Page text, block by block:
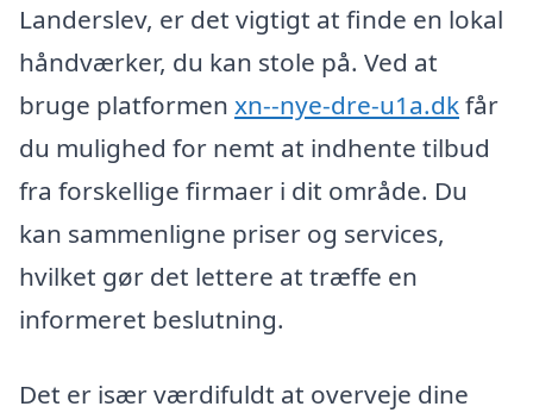
Landerslev, er det vigtigt at finde en lokal
håndværker, du kan stole på. Ved at
bruge platformen xn--nye-dre-u1a.dkfår
du mulighed for nemt at indhente tilbud
fra forskellige firmaer i dit område. Du
kan sammenligne priser og services,
hvilket gør det lettere at træffe en
informeret beslutning.
Det er især værdifuldt at overveje dine